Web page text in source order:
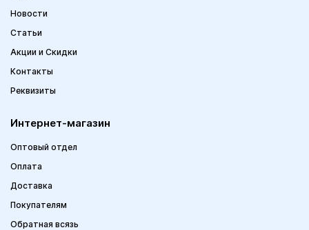
Новости
Статьи
Акции и Скидки
Контакты
Реквизиты
Интернет-магазин
Оптовый отдел
Оплата
Доставка
Покупателям
Обратная всязь